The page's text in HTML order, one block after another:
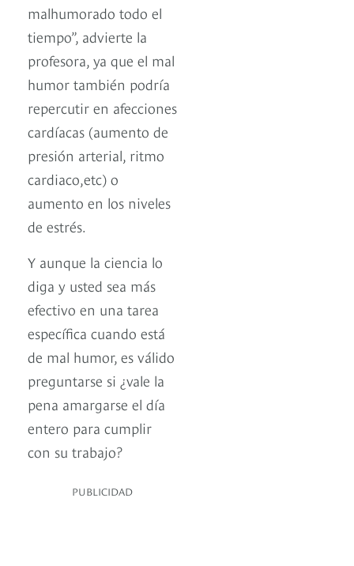
malhumorado todo el
tiempo”, advierte la
profesora, ya que el mal
humor también podría
repercutir en afecciones
cardíacas (aumento de
presión arterial, ritmo
cardiaco,etc) o
aumento en los niveles
de estrés.
Y aunque la ciencia lo
diga y usted sea más
efectivo en una tarea
específica cuando está
de mal humor, es válido
preguntarse si ¿vale la
pena amargarse el día
entero para cumplir
con su trabajo?
PUBLICIDAD